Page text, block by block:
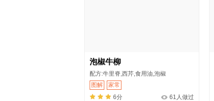
泡椒牛柳
配方:牛里脊,西芹,食用油,泡椒
图解
家常
6分
61人做过